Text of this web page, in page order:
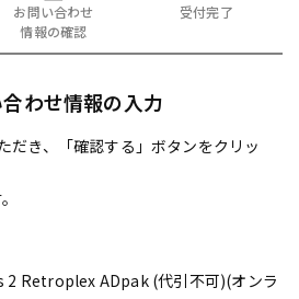
お問い合わせ
情報の確認
受付完了
わせ情報の入力
だき、「確認する」ボタンをクリッ
2 Retroplex ADpak (代引不可)(オンラ